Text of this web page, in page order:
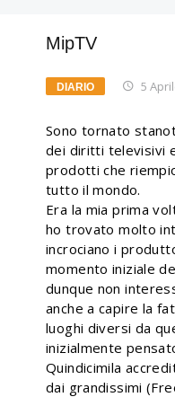
MipTV
DIARIO 5
Sono tornato
dei diritti televisivi
prodotti che
tutto il mondo.
Era la mia prima
ho trovato molto
incrociano i
momento iniziale
dunque non
anche a capire la
luoghi diversi da
inizialmente
Quindicimila
dai grandissimi